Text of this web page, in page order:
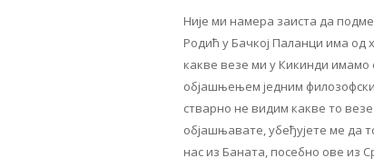
Није ми намера заиста да
Родић у Бачкој Паланци има од
какве везе ми у Кикинди
објашњењем једним
стварно не видим какве то
објашњавате, убеђујете ме да
нас из Баната, посебно ове из